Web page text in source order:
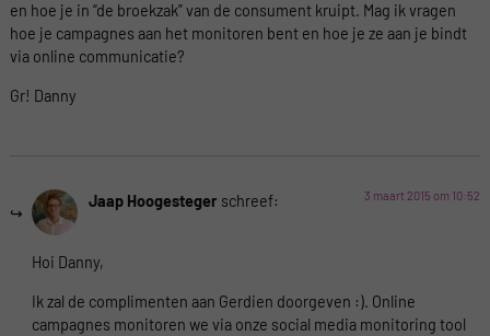
en hoe je in “de broekzak” van de consument kruipt. Mag ik vragen
hoe je campagnes aan het monitoren bent en hoe je ze aan je bindt
via online communicatie?
Gr! Danny
Jaap Hoogesteger schreef: 3 maart 2015 om 10:52
Hoi Danny,
Ik zal de complimenten aan Gerdien doorgeven :). Online
campagnes monitoren we via onze social media monitoring tool